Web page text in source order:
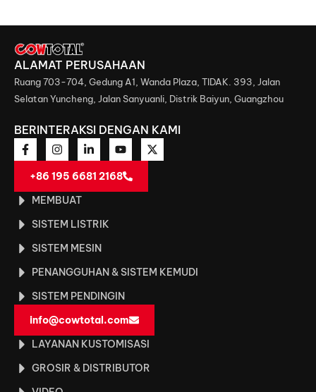
ALAMAT PERUSAHAAN
Ruang 703-704, Gedung A1, Wanda Plaza, TIDAK. 393, Jalan
Selatan Yuncheng, Jalan Sanyuanli, Distrik Baiyun, Guangzhou
BERINTERAKSI DENGAN KAMI
+86 195 6681 2168
MEMBUAT
SISTEM LISTRIK
SISTEM MESIN
PENANGGUHAN & SISTEM KEMUDI
SISTEM PENDINGIN
info@cowtotal.com
LAYANAN KUSTOMISASI
GROSIR & DISTRIBUTOR